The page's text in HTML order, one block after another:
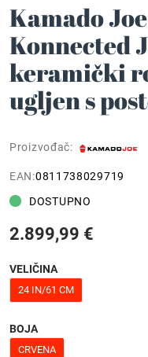
Kamado
Konnected
keramički
ugljen s
Proizvođač:
EAN:0811738029719
DOSTUPNO
2.899,99 €
VELIČINA
24 IN/61 CM
BOJA
CRVENA